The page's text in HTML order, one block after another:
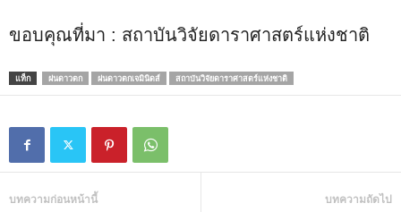
ขอบคุณที่มา : สถาบันวิจัยดาราศาสตร์แห่งชาติ
แท็ก ฝนดาวตก ฝนดาวตกเจมินิดส์ สถาบันวิจัยดาราศาสตร์แห่งชาติ
บทความก่อนหน้านี้ บทความถัดไป